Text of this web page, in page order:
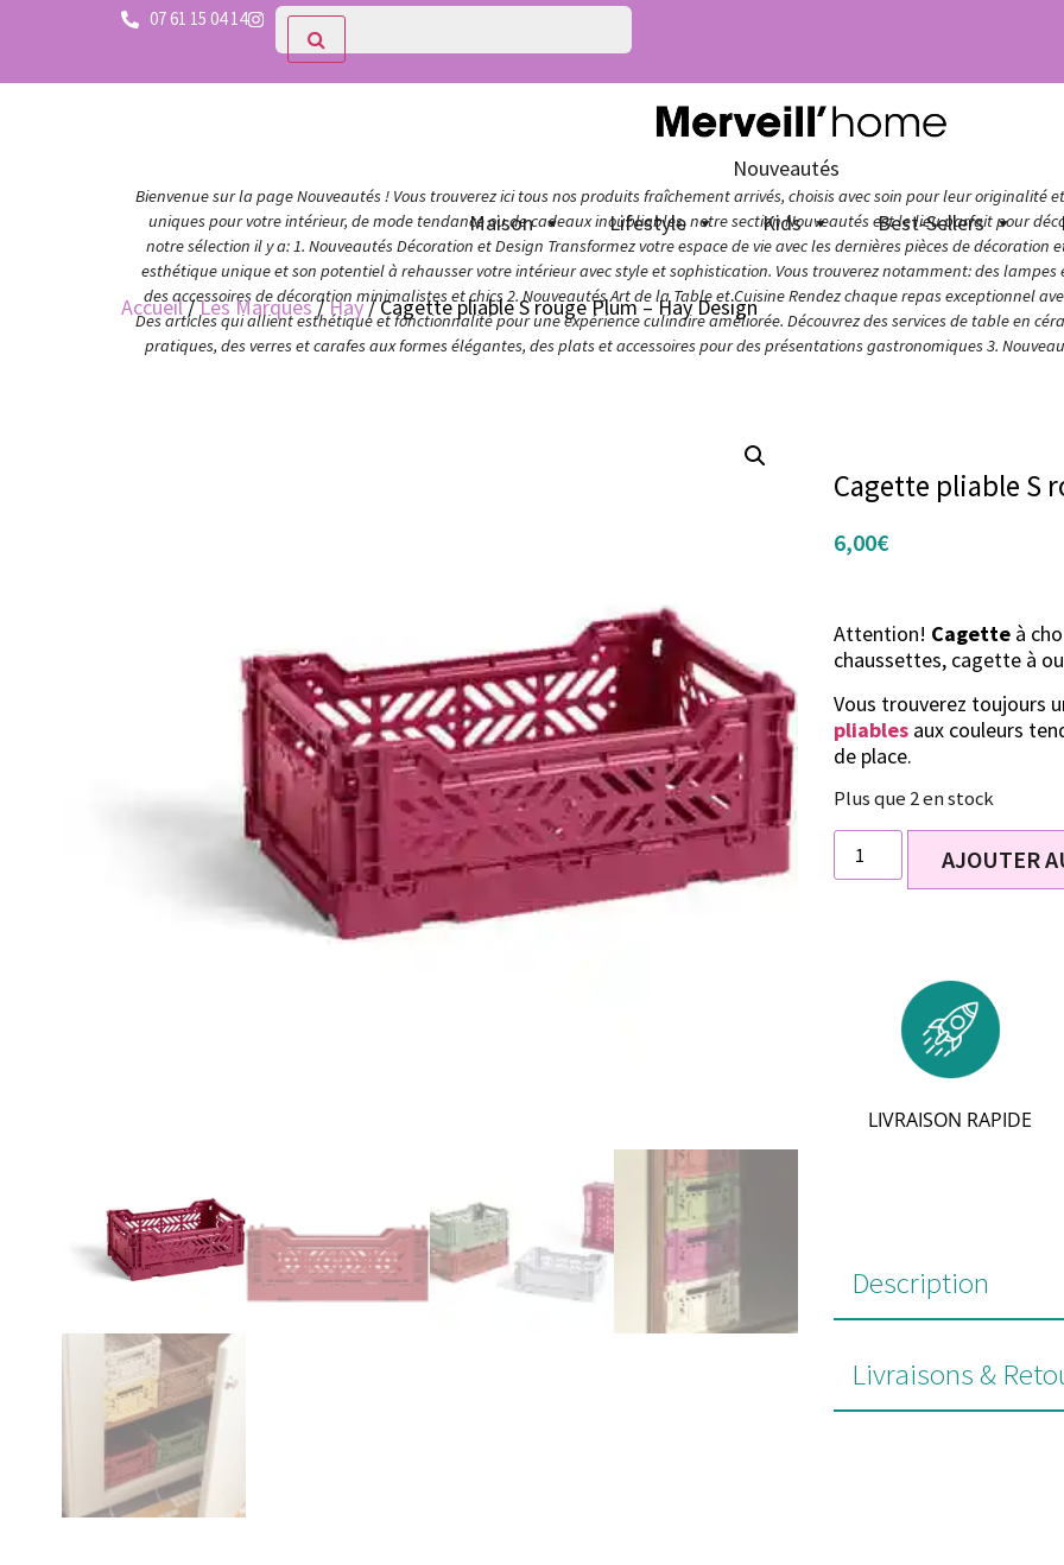
07 61 15 04 14
Nouveautés
Bienvenue sur la page Nouveautés ! Vous trouverez ici tous nos produits fraîchement arrivés, choisis avec soin pour leur originalité
uniques pour votre intérieur, de mode tendance ou de cadeaux inoubliables, notre section Nouveautés est le lieu parfait pour
notre sélection il y a: 1. Nouveautés Décoration et Design Transformez votre espace de vie avec les dernières pièces de
esthétique unique et son potentiel à rehausser votre intérieur avec style et sophistication. Vous trouverez notamment: des
des accessoires de décoration minimalistes et chics 2. Nouveautés Art de la Table et Cuisine Rendez chaque repas exceptionnel
Des articles qui allient esthétique et fonctionnalité pour une expérience culinaire améliorée. Découvrez des services de table en
pratiques, des verres et carafes aux formes élégantes, des plats et accessoires pour des présentations gastronomiques 3.
Maison Lifestyle Kids Best-Sellers
Accueil/Les Marques/Hay/ Cagette pliable S rouge Plum – Hay Design
Cagette pliable S
6,00€
Attention! Cagette à
chaussettes, cagette à
Vous trouverez toujours
pliables aux couleurs
de place.
Plus que 2 en stock
AJOUTER
LIVRAISON RAPIDE
Description
Livraisons &